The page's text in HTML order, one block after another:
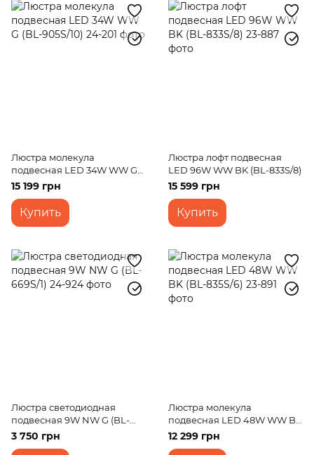
Люстра молекула
подвесная LED 34W WW G
(BL-905S/10)
15 199 грн
Купить
Люстра лофт подвесная
LED 96W WW BK (BL-833S/8)
15 599 грн
Купить
Люстра светодиодная
подвесная 9W NW G (BL-
669S/1)
3 750 грн
Люстра молекула
подвесная LED 48W WW BK
(BL-835S/6)
12 299 грн